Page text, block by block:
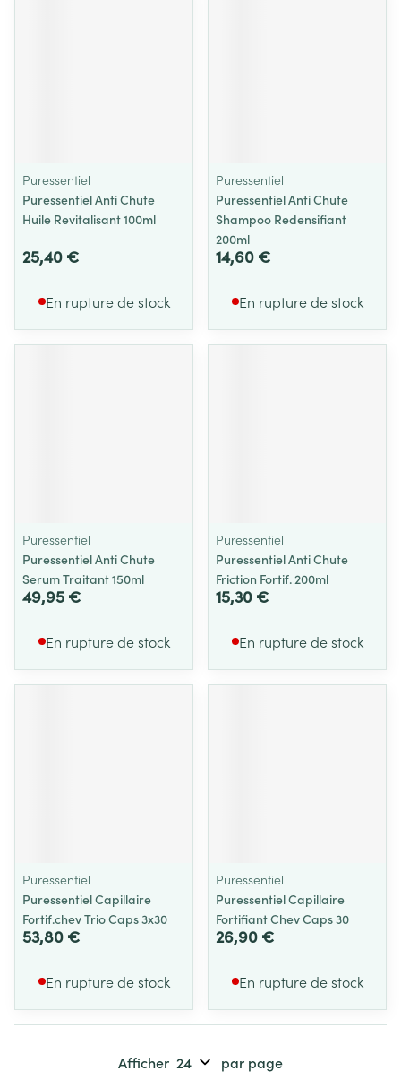
Puressentiel
Puressentiel Anti Chute
Huile Revitalisant 100ml
25,40 €
En rupture de stock
Puressentiel
Puressentiel Anti Chute
Shampoo Redensifiant
200ml
14,60 €
En rupture de stock
Puressentiel
Puressentiel Anti Chute
Serum Traitant 150ml
49,95 €
En rupture de stock
Puressentiel
Puressentiel Anti Chute
Friction Fortif. 200ml
15,30 €
En rupture de stock
Puressentiel
Puressentiel Capillaire
Fortif.chev Trio Caps 3x30
53,80 €
En rupture de stock
Puressentiel
Puressentiel Capillaire
Fortifiant Chev Caps 30
26,90 €
En rupture de stock
Afficher par page